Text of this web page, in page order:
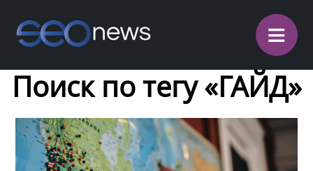
≡
Поиск по тегу «ГАЙД»